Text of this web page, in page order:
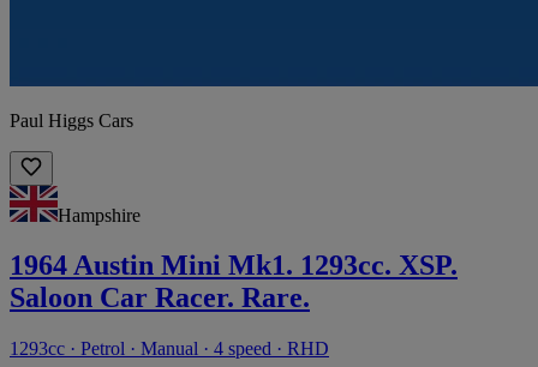
Paul Higgs Cars
Hampshire
1964 Austin Mini Mk1. 1293cc. XSP.
Saloon Car Racer. Rare.
1293cc · Petrol · Manual · 4 speed · RHD